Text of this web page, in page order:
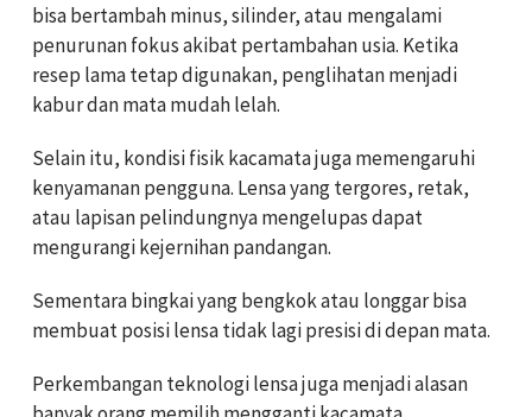
bisa bertambah minus, silinder, atau mengalami
penurunan fokus akibat pertambahan usia. Ketika
resep lama tetap digunakan, penglihatan menjadi
kabur dan mata mudah lelah.
Selain itu, kondisi fisik kacamata juga memengaruhi
kenyamanan pengguna. Lensa yang tergores, retak,
atau lapisan pelindungnya mengelupas dapat
mengurangi kejernihan pandangan.
Sementara bingkai yang bengkok atau longgar bisa
membuat posisi lensa tidak lagi presisi di depan mata.
Perkembangan teknologi lensa juga menjadi alasan